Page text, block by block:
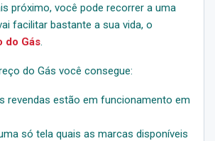
próximo, você pode recorrer a uma
facilitar bastante a sua vida, o
do Gás.
do Gás você consegue:
revendas estão em funcionamento em
só tela quais as marcas disponíveis